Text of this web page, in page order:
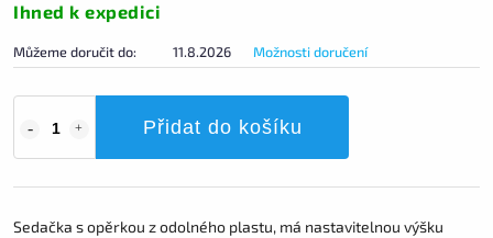
Ihned k expedici
Můžeme doručit do: 11.8.2026 Možnosti doručení
Přidat do košíku
Sedačka s opěrkou z odolného plastu, má nastavitelnou výšku